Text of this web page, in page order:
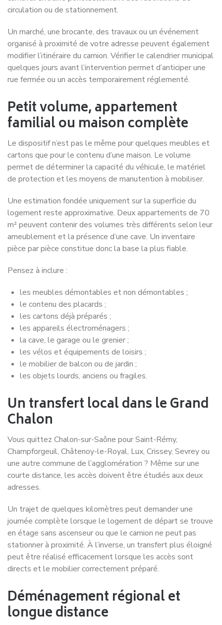
circulation ou de stationnement.
Un marché, une brocante, des travaux ou un événement
organisé à proximité de votre adresse peuvent également
modifier l’itinéraire du camion. Vérifier le calendrier municipal
quelques jours avant l’intervention permet d’anticiper une
rue fermée ou un accès temporairement réglementé.
Petit volume, appartement
familial ou maison complète
Le dispositif n’est pas le même pour quelques meubles et
cartons que pour le contenu d’une maison. Le volume
permet de déterminer la capacité du véhicule, le matériel
de protection et les moyens de manutention à mobiliser.
Une estimation fondée uniquement sur la superficie du
logement reste approximative. Deux appartements de 70
m² peuvent contenir des volumes très différents selon leur
ameublement et la présence d’une cave. Un inventaire
pièce par pièce constitue donc la base la plus fiable.
Pensez à inclure :
les meubles démontables et non démontables ;
le contenu des placards ;
les cartons déjà préparés ;
les appareils électroménagers ;
la cave, le garage ou le grenier ;
les vélos et équipements de loisirs ;
le mobilier de balcon ou de jardin ;
les objets lourds, anciens ou fragiles.
Un transfert local dans le Grand
Chalon
Vous quittez Chalon-sur-Saône pour Saint-Rémy,
Champforgeuil, Châtenoy-le-Royal, Lux, Crissey, Sevrey ou
une autre commune de l’agglomération ? Même sur une
courte distance, les accès doivent être étudiés aux deux
adresses.
Un trajet de quelques kilomètres peut demander une
journée complète lorsque le logement de départ se trouve
en étage sans ascenseur ou que le camion ne peut pas
stationner à proximité. À l’inverse, un transfert plus éloigné
peut être réalisé efficacement lorsque les accès sont
directs et le mobilier correctement préparé.
Déménagement régional et
longue distance